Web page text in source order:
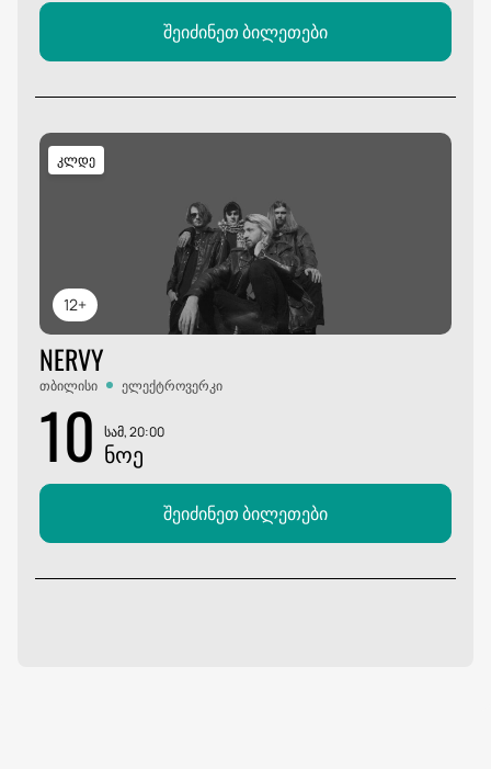
შეიძინეთ ბილეთები
12+
კლდე
NERVY
თბილისი ელექტროვერკი
10 სამ, 20:00
ᲜᲝᲔ
შეიძინეთ ბილეთები